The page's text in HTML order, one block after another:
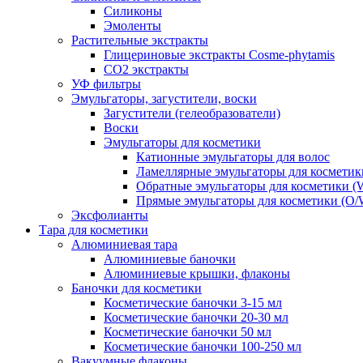
Силиконы
Эмоленты
Растительные экстракты
Глицериновые экстракты Cosme-phytamis
СО2 экстракты
УФ фильтры
Эмульгаторы, загустители, воски
Загустители (гелеобразователи)
Воски
Эмульгаторы для косметики
Катионные эмульгаторы для волос
Ламеллярные эмульгаторы для
Обратные эмульгаторы для косметики
Прямые эмульгаторы для косметики (O/
Эксфолианты
Тара для косметики
Алюминиевая тара
Алюминиевые баночки
Алюминиевые крышки, флаконы
Баночки для косметики
Косметические баночки 3-15 мл
Косметические баночки 20-30 мл
Косметические баночки 50 мл
Косметические баночки 100-250 мл